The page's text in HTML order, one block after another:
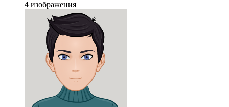
4 изображения